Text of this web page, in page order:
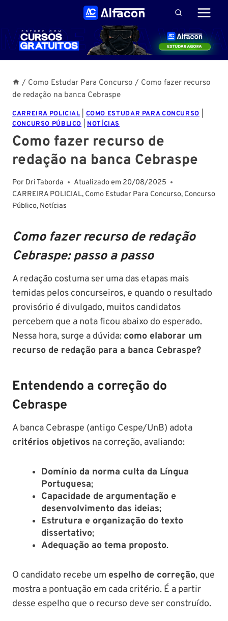
Conteúdo
/ Como Estudar Para Concurso / Como fazer recurso
de redação na banca Cebraspe
CARREIRA POLICIAL|COMO ESTUDAR PARA CONCURSO
CONCURSO PÚBLICO
NOTÍCIAS
Como fazer recurso de
redação na banca Cebraspe
Por Dri Taborda Atualizado em 20/08/2025
CARREIRA POLICIAL, Como Estudar Para Concurso, Concurso
Público, Notícias
Como fazer recurso de redação
Cebraspe: passo a passo
A redação costuma ser uma das etapas mais
temidas pelos concurseiros, e quando o resultado
provisório é divulgado, muitos candidatos
percebem que a nota ficou abaixo do esperado.
Nessa hora, surge a dúvida: como elaborar um
recurso de redação para a banca Cebraspe?
Entendendo a correção do
Cebraspe
A banca Cebraspe (antigo Cespe/UnB) adota
critérios objetivos na correção, avaliando:
Domínio da norma culta da Língua
Portuguesa;
Capacidade de argumentação e
desenvolvimento das ideias;
Estrutura e organização do texto
dissertativo;
Adequação ao tema proposto.
O candidato recebe um espelho de correção, que
mostra a pontuação em cada critério. É a partir
desse espelho que o recurso deve ser construído.